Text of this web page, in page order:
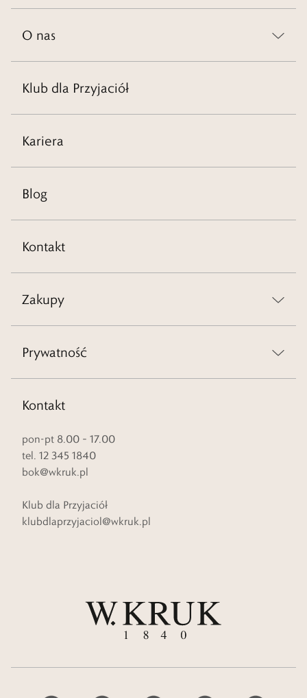
O nas
Klub dla Przyjaciół
Kariera
Blog
Kontakt
Zakupy
Prywatność
Kontakt
pon-pt 8.00 – 17.00
tel. 12 345 1840
bok@wkruk.pl
Klub dla Przyjaciół
klubdlaprzyjaciol@wkruk.pl